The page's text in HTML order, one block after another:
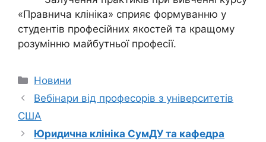
«Правнича клініка» сприяє формуванню у
студентів професійних якостей та кращому
розумінню майбутньої професії.
Новини
Вебінари від професорів з університетів
США
Юридична клініка СумДУ та кафедра